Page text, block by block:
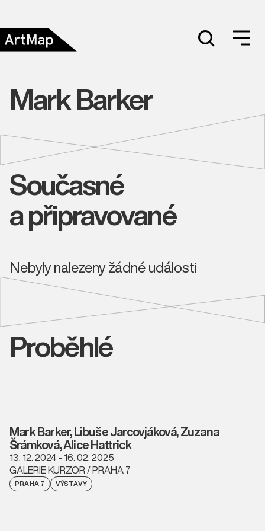
Mark Barker
Současné
a připravované
Nebyly nalezeny žádné události
Proběhlé
Mark Barker, Libuše Jarcovjáková, Zuzana
Šrámková, Alice Hattrick
13. 12. 2024 - 16. 02. 2025
GALERIE KURZOR / PRAHA 7
PRAHA 7 VÝSTAVY